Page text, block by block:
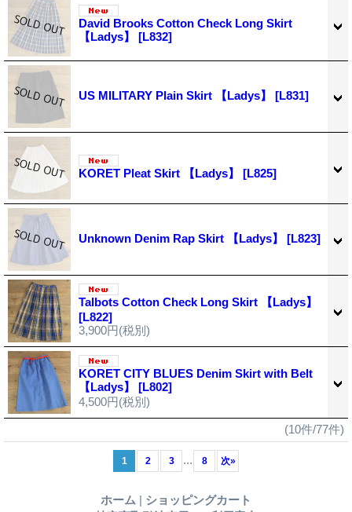
David Brooks Cotton Check Long Skirt
【Ladys】 [L832]
US MILITARY Plain Skirt 【Ladys】 [L831]
KORET Pleat Skirt 【Ladys】 [L825]
Unknown Denim Rap Skirt 【Ladys】 [L823]
Talbots Cotton Check Long Skirt 【Ladys】
[L822]
3,900円(税別)
KORET CITY BLUES Denim Skirt with Belt
【Ladys】 [L802]
4,500円(税別)
(10件/77件)
1 2 3 ... 8 次»
ホーム | ショッピングカート